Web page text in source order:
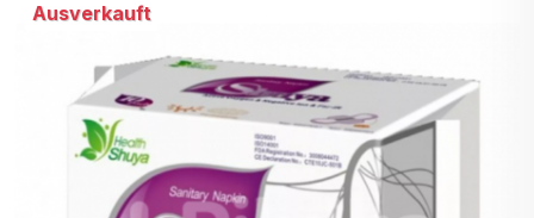
abgetötet und die Sauberkeit des Intimbereichs
3. Langwellige ultraviolette Strahlung FAR-IR
Die wichtigste und größte natürliche Quelle für
FAR-IR-Strahlung ist die Sonnenenergie. Sie
Ausverkauft